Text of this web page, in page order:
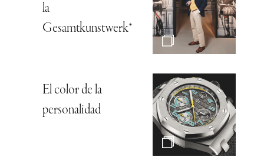
la
Gesamtkunstwerk*
El color de la
personalidad